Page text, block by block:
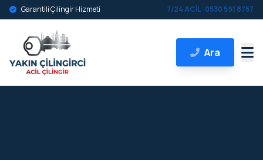
Garantili Çilingir Hizmeti 7/24 ACİL: 0530 591 8757
Ara